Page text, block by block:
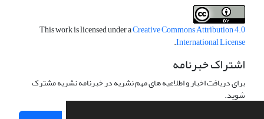
This work is licensed under aCreative Commons Attribution 4.0
International License
.
اشتراک خبرنامه
برای دریافت اخبار و اطلاعیه های مهم نشریه در خبرنامه نشریه مشترک
شوید.